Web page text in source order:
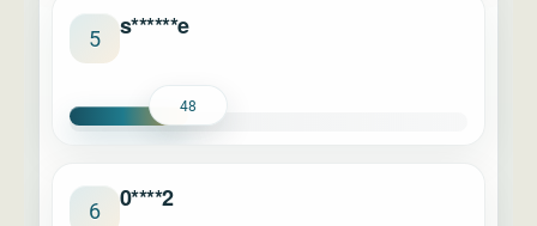
5 s******e
48
6 0****2